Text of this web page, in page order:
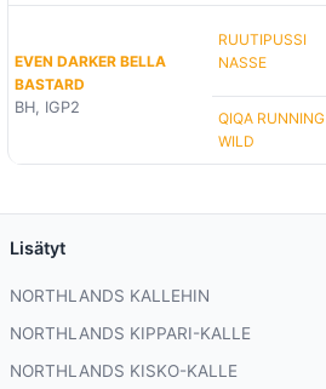
EVEN DARKER BELLA
BASTARD
BH, IGP2
RUUTIPUSSI
NASSE
QIQA RUNNING
WILD
Lisätyt
NORTHLANDS KALLEHIN
NORTHLANDS KIPPARI-KALLE
NORTHLANDS KISKO-KALLE